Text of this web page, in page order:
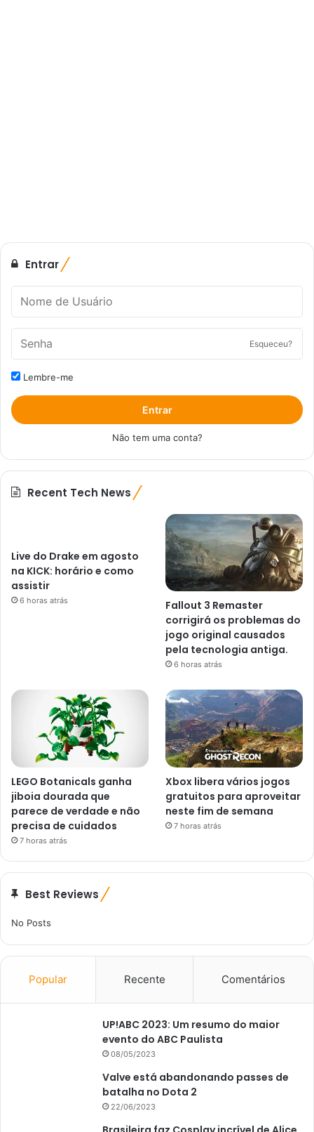
Entrar
Esqueceu?
Lembre-me
Entrar
Não tem uma conta?
Recent Tech News
Live do Drake em agosto
na KICK: horário e como
assistir
6 horas atrás
Fallout 3 Remaster
corrigirá os problemas do
jogo original causados ​​
pela tecnologia antiga.
6 horas atrás
LEGO Botanicals ganha
jiboia dourada que
parece de verdade e não
precisa de cuidados
7 horas atrás
Xbox libera vários jogos
gratuitos para aproveitar
neste fim de semana
7 horas atrás
Best Reviews
No Posts
Popular Recente Comentários
UP!ABC 2023: Um resumo do maior
evento do ABC Paulista
08/05/2023
Valve está abandonando passes de
batalha no Dota 2
22/06/2023